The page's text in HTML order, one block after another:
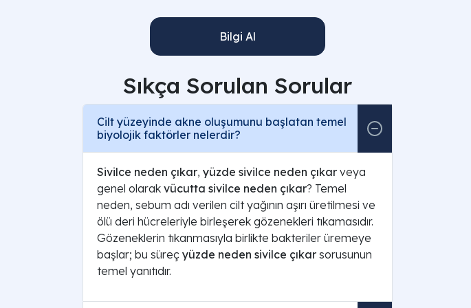
Bilgi Al
Sıkça Sorulan Sorular
Cilt yüzeyinde akne oluşumunu başlatan temel
biyolojik faktörler nelerdir?
Sivilce neden çıkar, yüzde sivilce neden çıkar veya
genel olarak vücutta sivilce neden çıkar? Temel
neden, sebum adı verilen cilt yağının aşırı üretilmesi ve
ölü deri hücreleriyle birleşerek gözenekleri tıkamasıdır.
Gözeneklerin tıkanmasıyla birlikte bakteriler üremeye
başlar; bu süreç yüzde neden sivilce çıkar sorusunun
temel yanıtıdır.